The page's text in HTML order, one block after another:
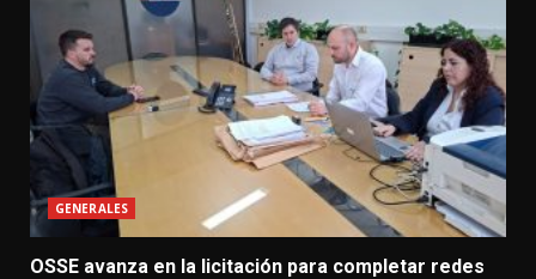
GENERALES
OSSE avanza en la licitación para completar redes